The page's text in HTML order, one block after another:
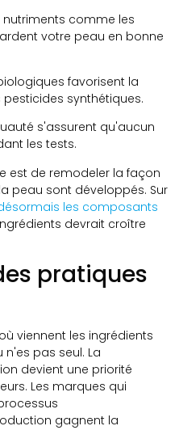
nutriments comme les
votre peau en bonne
favorisent la
synthétiques.
s'assurent qu'aucun
les tests.
est de remodeler la façon
peau sont développés. Sur
les composants
devrait croître
pratiques
viennent les ingrédients
pas seul. La
devient une priorité
Les marques qui
gagnent la